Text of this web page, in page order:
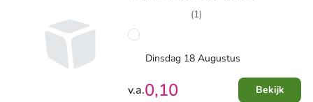
(1)
Dinsdag 18 Augustus
v.a.0,10 Bekijk